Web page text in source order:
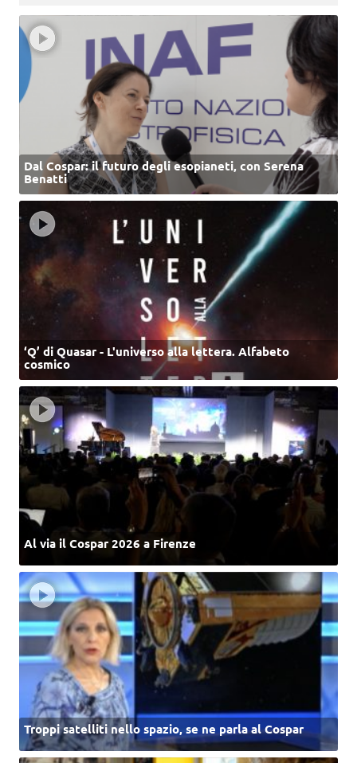
Dal Cospar: il futuro degli esopianeti, con Serena
Benatti
‘Q’ di Quasar - L'universo alla lettera. Alfabeto
cosmico
Al via il Cospar 2026 a Firenze
Troppi satelliti nello spazio, se ne parla al Cospar